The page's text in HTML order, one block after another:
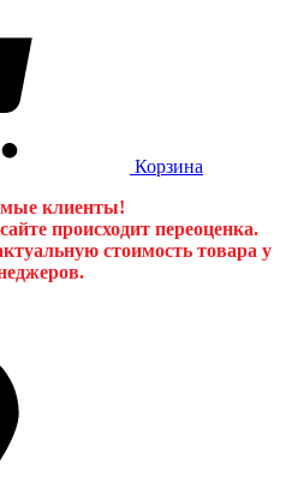
Корзина
клиенты!
происходит переоценка.
стоимость товара у